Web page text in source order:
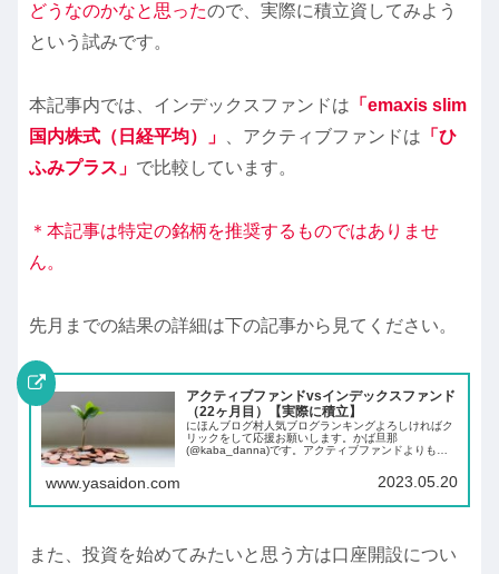
どうなのかなと思ったので、実際に積立資してみよう
という試みです。
本記事内では、インデックスファンドは 「emaxis slim
国内株式（日経平均）」
、アクティブファンドは 「ひ
ふみプラス」 で比較しています。
＊本記事は特定の銘柄を推奨するものではありませ
ん。
先月までの結果の詳細は下の記事から見てください。
アクティブファンドvsインデックスファンド
（22ヶ月目）【実際に積立】
にほんブログ村人気ブログランキングよろしければク
リックをして応援お願いします。かば旦那
(@kaba_danna)です。アクティブファンドよりも長
高くなると聞いたことがある方もいらっしゃるので
www.yasaidon.com 2023.05.20
また、投資を始めてみたいと思う方は口座開設につい